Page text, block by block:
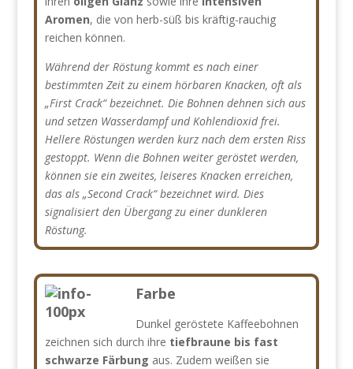
Aromen, die von herb-süß bis kräftig-rauchig
reichen können.
Während der Röstung kommt es nach einer
bestimmten Zeit zu einem hörbaren Knacken, oft als
„First Crack“ bezeichnet. Die Bohnen dehnen sich aus
und setzen Wasserdampf und Kohlendioxid frei.
Hellere Röstungen werden kurz nach dem ersten Riss
gestoppt. Wenn die Bohnen weiter geröstet werden,
können sie ein zweites, leiseres Knacken erreichen,
das als „Second Crack“ bezeichnet wird. Dies
signalisiert den Übergang zu einer dunkleren
Röstung.
Farbe
Dunkel geröstete Kaffeebohnen
zeichnen sich durch ihre tiefbraune bis fast
schwarze Färbung aus. Zudem weißen sie